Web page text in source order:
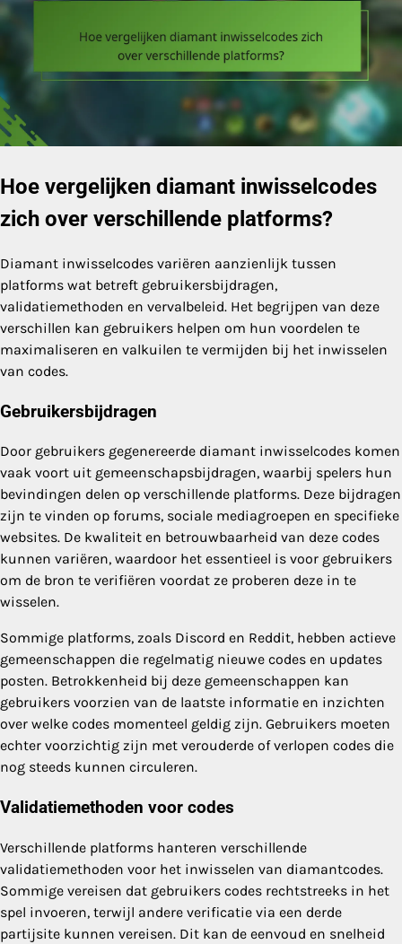
Hoe vergelijken diamant inwisselcodes
zich over verschillende platforms?
Diamant inwisselcodes variëren aanzienlijk tussen
platforms wat betreft gebruikersbijdragen,
validatiemethoden en vervalbeleid. Het begrijpen van deze
verschillen kan gebruikers helpen om hun voordelen te
maximaliseren en valkuilen te vermijden bij het inwisselen
van codes.
Gebruikersbijdragen
Door gebruikers gegenereerde diamant inwisselcodes komen
vaak voort uit gemeenschapsbijdragen, waarbij spelers hun
bevindingen delen op verschillende platforms. Deze bijdragen
zijn te vinden op forums, sociale mediagroepen en specifieke
websites. De kwaliteit en betrouwbaarheid van deze codes
kunnen variëren, waardoor het essentieel is voor gebruikers
om de bron te verifiëren voordat ze proberen deze in te
wisselen.
Sommige platforms, zoals Discord en Reddit, hebben actieve
gemeenschappen die regelmatig nieuwe codes en updates
posten. Betrokkenheid bij deze gemeenschappen kan
gebruikers voorzien van de laatste informatie en inzichten
over welke codes momenteel geldig zijn. Gebruikers moeten
echter voorzichtig zijn met verouderde of verlopen codes die
nog steeds kunnen circuleren.
Validatiemethoden voor codes
Verschillende platforms hanteren verschillende
validatiemethoden voor het inwisselen van diamantcodes.
Sommige vereisen dat gebruikers codes rechtstreeks in het
spel invoeren, terwijl andere verificatie via een derde
partijsite kunnen vereisen. Dit kan de eenvoud en snelheid